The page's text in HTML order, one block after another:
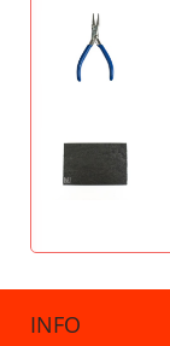
INFO